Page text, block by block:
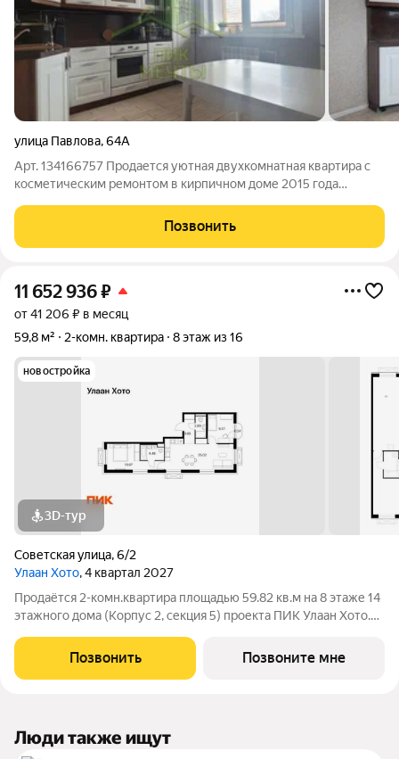
улица Павлова,64А
Арт. 134166757 Продается уютная двухкомнатная квартира с
косметическим ремонтом в кирпичном доме 2015 года
комфорт и приватность. Из окон открывается вид на улицу, а
также есть балкон, где можно
Позвонить
11 652 936₽
от 41 206 ₽ в месяц
59,8 м²
2-комн. квартира 8 этаж из 16
новостройка
3D-тур
Советская улица,6/2
Улаан Хото, 4 квартал 2027
Продаётся 2-комн.квартира площадью 59.82 кв.м на 8 этаже 14
этажного дома (Корпус 2, секция 5) проекта ПИК Улаан Хото.
функциональная планировка, большие окна. «Улаан Хото» это
уникальный и знаковый
Позвонить Позвоните мне
Люди также ищут